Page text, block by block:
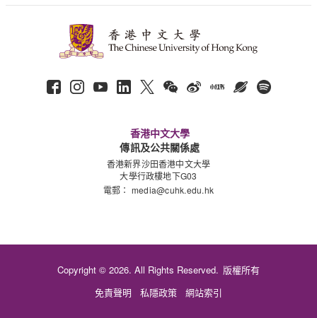
香港中文大學
傳訊及公共關係處
香港新界沙田香港中文大學
大學行政樓地下G03
電郵： media@cuhk.edu.hk
Copyright © 2026. All Rights Reserved. 版權所有
免責聲明
私隱政策 網站索引